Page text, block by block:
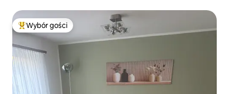
Najpopularniejsze z kategorii Wybór gości
Wybór gości